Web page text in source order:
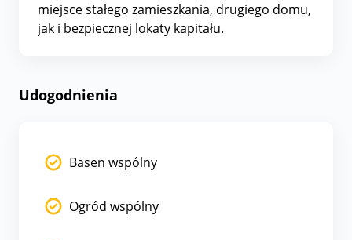
miejsce stałego zamieszkania, drugiego domu,
jak i bezpiecznej lokaty kapitału.
Udogodnienia
Basen wspólny
Ogród wspólny